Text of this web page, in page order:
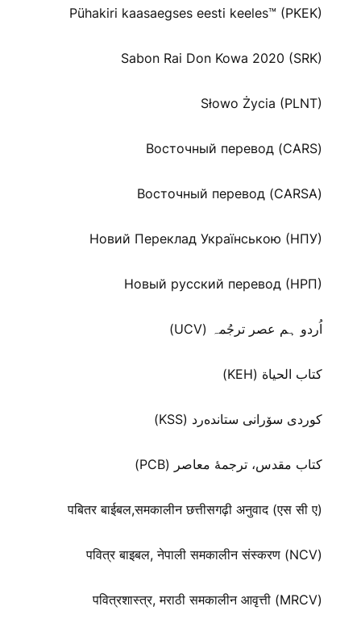
Pühakiri kaasaegses eesti keeles™ (PKEK)
Sabon Rai Don Kowa 2020 (SRK)
Słowo Życia (PLNT)
Восточный перевод (CARS)
Восточный перевод (CARSA)
Новий Переклад Українською (НПУ)
Новый русский перевод (НРП)
اُردو ہم عصر ترجُمہ (UCV)
كتاب الحياة (KEH)
كوردی سۆرانی ستانده‌رد (KSS)
کتاب مقدس، ترجمۀ معاصر (PCB)
पबितर बाईबल,समकालीन छत्तीसगढ़ी अनुवाद (एस सी ए)
पवित्र बाइबल, नेपाली समकालीन संस्करण (NCV)
पवित्रशास्त्र, मराठी समकालीन आवृत्ती (MRCV)